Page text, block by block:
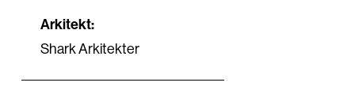
Arkitekt:
Shark Arkitekter